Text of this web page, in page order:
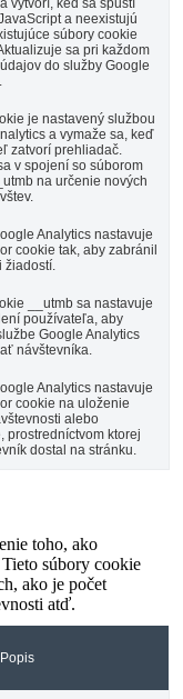
vytvorí, keď sa spustí
a neexistujú
súbory cookie
sa pri každom
do služby Google
je nastavený službou
a vymaže sa, keď
zatvorí prehliadač.
v spojení so súborom
na určenie nových
Analytics nastavuje
cookie tak, aby zabránil
žiadostí.
__utmb sa nastavuje
používateľa, aby
Google Analytics
návštevníka.
Analytics nastavuje
cookie na uloženie
alebo
prostredníctvom ktorej
dostal na stránku.
toho, ako
súbory cookie
ako je počet
atď.
Popis